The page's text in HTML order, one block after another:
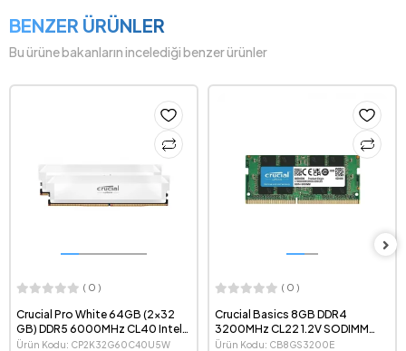
BENZER ÜRÜNLER
Bu ürüne bakanların incelediği benzer ürünler
( 0 )
Crucial Basics 8GB DDR4
3200MHz CL22 1.2V SODIMM
Notebook Ram - CB8GS3200E
Ürün Kodu: CB8GS3200E
( 0 )
Crucial 16GB (1x16 GB) DDR5
6400MHz CL52 CSODIMM
Notebook Ram -
Ürün Kodu: CT16G64C52CS5